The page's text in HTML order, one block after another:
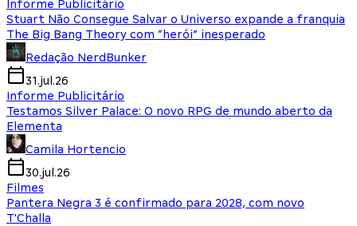
Informe Publicitário
Stuart Não Consegue Salvar o Universo expande a franquia
The Big Bang Theory com “herói” inesperado
Redação NerdBunker
31.jul.26
Informe Publicitário
Testamos Silver Palace: O novo RPG de mundo aberto da
Elementa
Camila Hortencio
30.jul.26
Filmes
Pantera Negra 3 é confirmado para 2028, com novo
T'Challa